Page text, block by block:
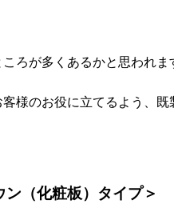
ろが多くあるかと思われま
様のお役に立てるよう、
ン（化粧板）タイプ＞